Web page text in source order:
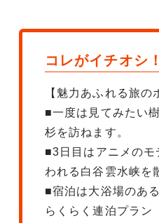
コレがイチオシ！
【魅力あふれる旅の
■一度は見てみたい
杉を訪ねます。
■3日目はアニメの
われる白谷雲水峡を
■宿泊は大浴場のあ
らくらく連泊プラン